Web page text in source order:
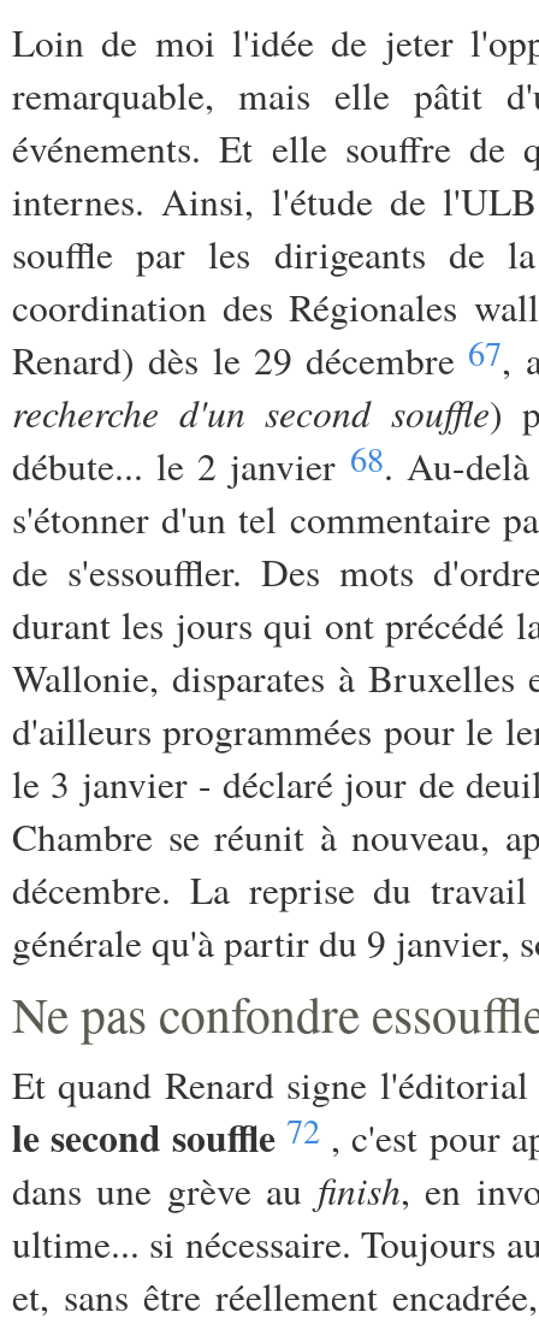
Loin de moi l'idée de jeter
remarquable, mais elle pâtit
événements. Et elle souffre de
internes. Ainsi, l'étude de
souffle par les dirigeants de
coordination des Régionales
Renard) dès le 29 décembre 67,
recherche d'un second souffle)
débute... le 2 janvier 68. Au-
s'étonner d'un tel commentaire
de s'essouffler. Des mots
durant les jours qui ont précédé
Wallonie, disparates à Bruxelles
d'ailleurs programmées pour le
le 3 janvier - déclaré jour de
Chambre se réunit à nouveau,
décembre. La reprise du
générale qu'à partir du 9 janvier,
Ne pas confondre
Et quand Renard signe
le second souffle 72 , c'est pour
dans une grève au finish, en
ultime... si nécessaire. Toujours
et, sans être réellement